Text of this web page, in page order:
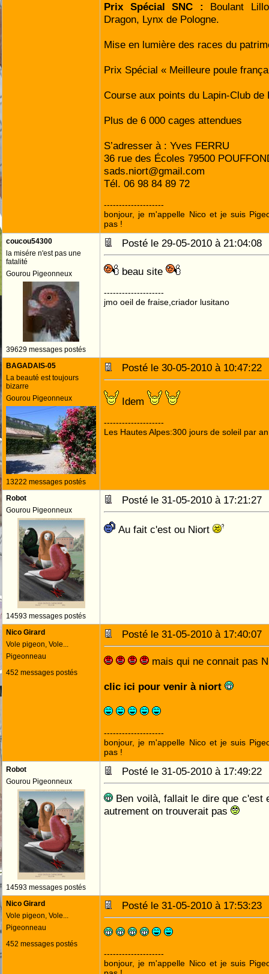
Prix Spécial SNC : Boulant
Dragon, Lynx de Pologne.
Mise en lumière des races du
Prix Spécial « Meilleure poule
Course aux points du Lapin-Club de
Plus de 6 000 cages attendues
S’adresser à : Yves FERRU
36 rue des Écoles 79500
sads.niort@gmail.com
Tél. 06 98 84 89 72
--------------------
bonjour, je m'appelle Nico et je suis
pas !
coucou54300
la misére n'est pas une
fatalité
Gourou Pigeonneux
39629 messages postés
Posté le 29-05-2010 à
beau site
--------------------
jmo oeil de fraise,criador lusitano
BAGADAIS-05
La beauté est toujours
bizarre
Gourou Pigeonneux
13222 messages postés
Posté le 30-05-2010 à
Idem
--------------------
Les Hautes Alpes:300 jours de soleil par an
Robot
Gourou Pigeonneux
14593 messages postés
Posté le 31-05-2010 à
Au fait c'est ou Niort
Nico Girard
Vole pigeon, Vole...
Pigeonneau
452 messages postés
Posté le 31-05-2010 à
mais qui ne connait pas
clic ici pour venir à niort
--------------------
bonjour, je m'appelle Nico et je suis
pas !
Robot
Gourou Pigeonneux
14593 messages postés
Posté le 31-05-2010 à
Ben voilà, fallait le dire que c'est
autrement on trouverait pas
Nico Girard
Vole pigeon, Vole...
Pigeonneau
452 messages postés
Posté le 31-05-2010 à
--------------------
bonjour, je m'appelle Nico et je suis